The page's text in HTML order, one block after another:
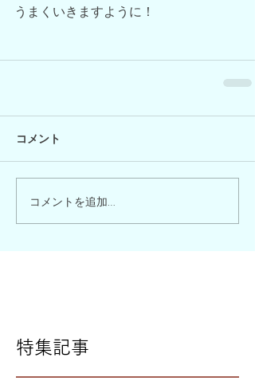
うまくいきますように！
コメント
コメントを追加…
特集記事